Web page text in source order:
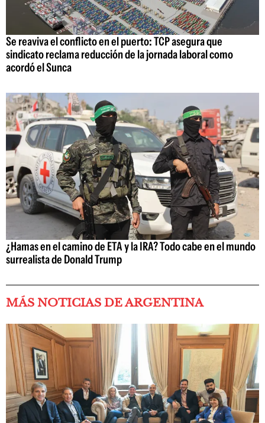
Se reaviva el conflicto en el puerto: TCP asegura que
sindicato reclama reducción de la jornada laboral como
acordó el Sunca
¿Hamas en el camino de ETA y la IRA? Todo cabe en el mundo
surrealista de Donald Trump
MÁS NOTICIAS DE ARGENTINA